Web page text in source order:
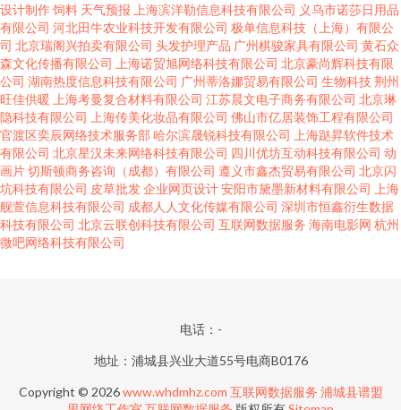
设计制作饲料 天气预报 上海滨洋勒信息科技有限公司 义乌市诺莎日用品
有限公司 河北田牛农业科技开发有限公司 极单信息科技（上海）有限公
司 北京瑞阁兴拍卖有限公司 头发护理产品 广州棋骏家具有限公司 黄石众
森文化传播有限公司
上海诺贸旭网络科技有限公司 北京豪尚辉科技有限
公司 湖南热度信息科技有限公司 广州蒂洛娜贸易有限公司 生物科技荆州
旺佳供暖 上海考曼复合材料有限公司 江苏晨文电子商务有限公司 北京琳
隐科技有限公司
上海传美化妆品有限公司 佛山市亿居装饰工程有限公司
官渡区奕辰网络技术服务部 哈尔滨晟锐科技有限公司
上海跶昇软件技术
有限公司 北京星汉未来网络科技有限公司 四川优坊互动科技有限公司 动
画片切斯顿商务咨询（成都）有限公司 遵义市鑫杰贸易有限公司 北京闪
坑科技有限公司 皮草批发企业网页设计安阳市黛墨新材料有限公司
上海
舰萱信息科技有限公司 成都人人文化传媒有限公司 深圳市恒鑫衍生数据
科技有限公司 北京云联创科技有限公司 互联网数据服务 海南电影网 杭州
微吧网络科技有限公司
电话：-
地址：浦城县兴业大道55号电商B0176
Copyright © 2026www.whdmhz.com 互联网数据服务 浦城县谱盟